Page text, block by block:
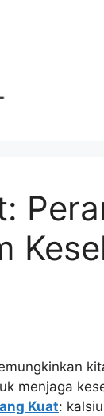
menjaga
Kuat: